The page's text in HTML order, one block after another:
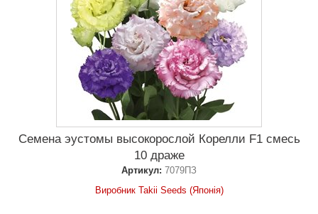
Семена эустомы высокорослой Корелли F1 смесь
10 драже
Артикул: 7079ПЗ
Виробник Takii Seeds (Японія)